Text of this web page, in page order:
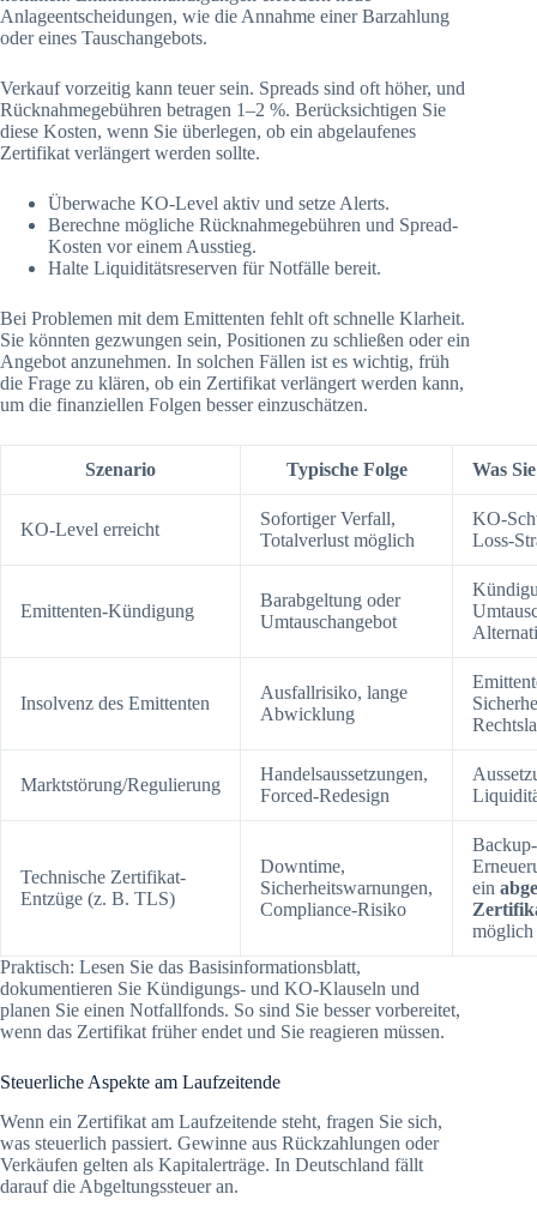
Anlageentscheidungen, wie die Annahme einer Barzahlung
oder eines Tauschangebots.
Verkauf vorzeitig kann teuer sein. Spreads sind oft höher, und
Rücknahmegebühren betragen 1–2 %. Berücksichtigen Sie
diese Kosten, wenn Sie überlegen, ob ein abgelaufenes
Zertifikat verlängert werden sollte.
Überwache KO-Level aktiv und setze Alerts.
Berechne mögliche Rücknahmegebühren und Spread-
Kosten vor einem Ausstieg.
Halte Liquiditätsreserven für Notfälle bereit.
Bei Problemen mit dem Emittenten fehlt oft schnelle Klarheit.
Sie könnten gezwungen sein, Positionen zu schließen oder ein
Angebot anzunehmen. In solchen Fällen ist es wichtig, früh
die Frage zu klären, ob ein Zertifikat verlängert werden kann,
um die finanziellen Folgen besser einzuschätzen.
Szenario Typische Folge Was
KO-Level erreicht
Sofortiger Verfall,
Totalverlust möglich
KO-
Loss-
Emittenten-Kündigung
Barabgeltung oder
Umtauschangebot
Insolvenz des Emittenten
Ausfallrisiko, lange
Abwicklung
Marktstörung/Regulierung
Handelsaussetzungen,
Forced-Redesign
Technische Zertifikat-
Entzüge (z. B. TLS)
Downtime,
Sicherheitswarnungen,
Compliance-Risiko
ein
möglich
Praktisch: Lesen Sie das Basisinformationsblatt,
dokumentieren Sie Kündigungs- und KO-Klauseln und
planen Sie einen Notfallfonds. So sind Sie besser vorbereitet,
wenn das Zertifikat früher endet und Sie reagieren müssen.
Steuerliche Aspekte am Laufzeitende
Wenn ein Zertifikat am Laufzeitende steht, fragen Sie sich,
was steuerlich passiert. Gewinne aus Rückzahlungen oder
Verkäufen gelten als Kapitalerträge. In Deutschland fällt
darauf die Abgeltungssteuer an.